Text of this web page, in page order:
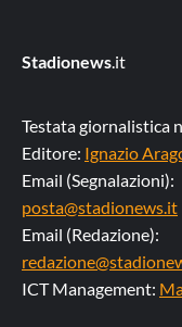
Stadionews.it
Testata giornalistica
Editore: Ignazio
Email (Segnalazioni):
posta@stadionews.it
Email (Redazione):
ICT Management: